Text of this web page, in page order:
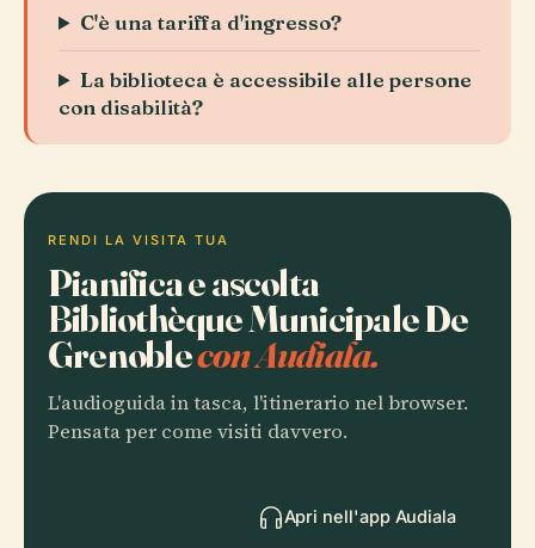
C'è una tariffa d'ingresso?
La biblioteca è accessibile alle persone
con disabilità?
RENDI LA VISITA TUA
Pianifica e ascolta
Bibliothèque Municipale De
Grenoblecon Audiala.
L'audioguida in tasca, l'itinerario nel browser.
Pensata per come visiti davvero.
Apri nell'app Audiala